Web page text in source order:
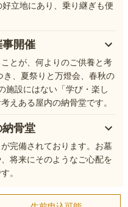
好立地にあり、乗り継ぎも便
事開催
とが、何よりのご供養と考
き、夏祭りと万燈会、春秋の
施設にはない「学び・楽し
えある屋内の納骨堂です。
骨堂
完備されております。お墓
将来にそのようなご心配を
。